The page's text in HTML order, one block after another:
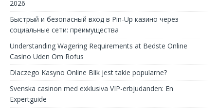
2026
Быстрый и безопасный вход в Pin-Up казино через
социальные сети: преимущества
Understanding Wagering Requirements at Bedste Online
Casino Uden Om Rofus
Dlaczego Kasyno Online Blik jest takie popularne?
Svenska casinon med exklusiva VIP-erbjudanden: En
Expertguide